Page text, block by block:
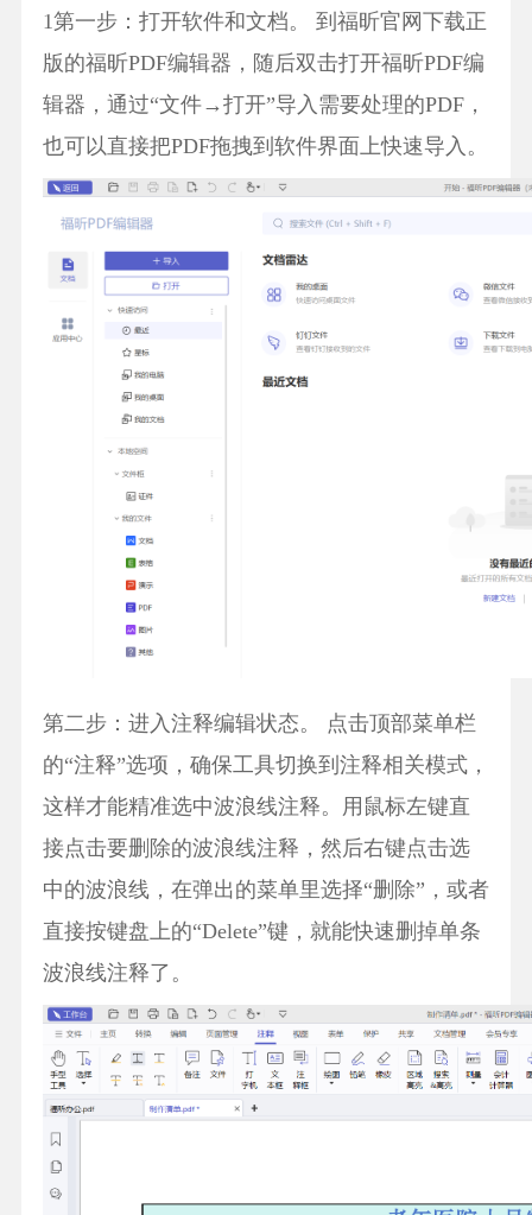
1第一步：打开软件和文档。 到福昕官网下载正
版的福昕PDF编辑器，随后双击打开福昕PDF编
辑器，通过“文件→打开”导入需要处理的PDF，
也可以直接把PDF拖拽到软件界面上快速导入。
第二步：进入注释编辑状态。 点击顶部菜单栏
的“注释”选项，确保工具切换到注释相关模式，
这样才能精准选中波浪线注释。用鼠标左键直
接点击要删除的波浪线注释，然后右键点击选
中的波浪线，在弹出的菜单里选择“删除”，或者
直接按键盘上的“Delete”键，就能快速删掉单条
波浪线注释了。